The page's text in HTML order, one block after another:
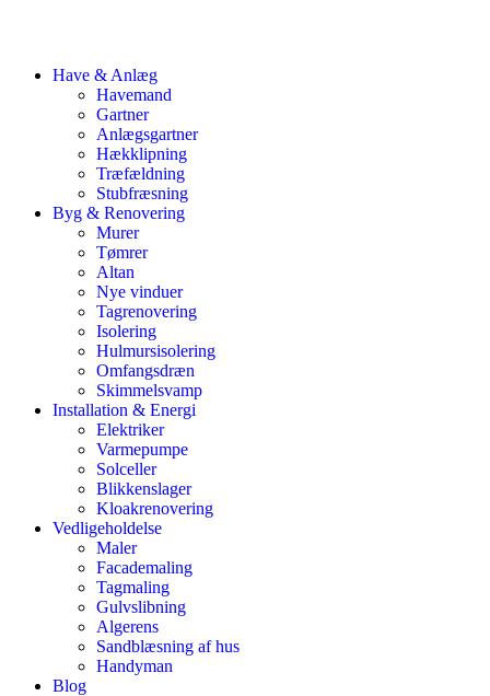
Have & Anlæg
Havemand
Gartner
Anlægsgartner
Hækklipning
Træfældning
Stubfræsning
Byg & Renovering
Murer
Tømrer
Altan
Nye vinduer
Tagrenovering
Isolering
Hulmursisolering
Omfangsdræn
Skimmelsvamp
Installation & Energi
Elektriker
Varmepumpe
Solceller
Blikkenslager
Kloakrenovering
Vedligeholdelse
Maler
Facademaling
Tagmaling
Gulvslibning
Algerens
Sandblæsning af hus
Handyman
Blog